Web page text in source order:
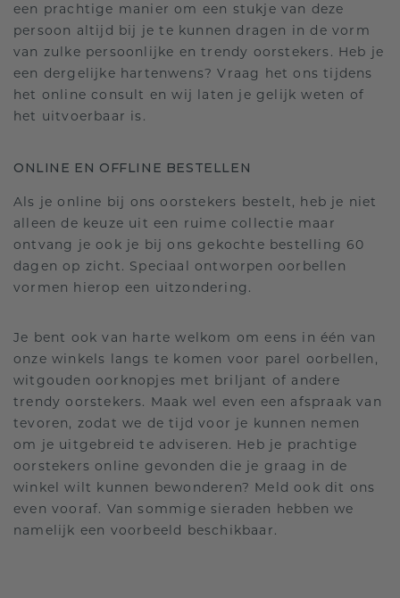
een prachtige manier om een stukje van deze
persoon altijd bij je te kunnen dragen in de vorm
van zulke persoonlijke en trendy oorstekers. Heb je
een dergelijke hartenwens? Vraag het ons tijdens
het online consult en wij laten je gelijk weten of
het uitvoerbaar is.
ONLINE EN OFFLINE BESTELLEN
Als je online bij ons oorstekers bestelt, heb je niet
alleen de keuze uit een ruime collectie maar
ontvang je ook je bij ons gekochte bestelling 60
dagen op zicht. Speciaal ontworpen oorbellen
vormen hierop een uitzondering.
Je bent ook van harte welkom om eens in één van
onze winkels langs te komen voor parel oorbellen,
witgouden oorknopjes met briljant of andere
trendy oorstekers. Maak wel even een afspraak van
tevoren, zodat we de tijd voor je kunnen nemen
om je uitgebreid te adviseren. Heb je prachtige
oorstekers online gevonden die je graag in de
winkel wilt kunnen bewonderen? Meld ook dit ons
even vooraf. Van sommige sieraden hebben we
namelijk een voorbeeld beschikbaar.